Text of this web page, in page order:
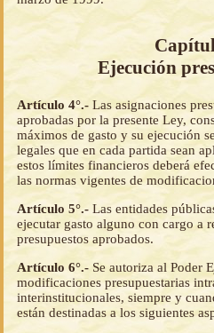
Ejecución
Artículo 4°.- Las asignaciones
aprobadas por la presente Ley,
máximos de gasto y su ejecución
legales que en cada partida sean
estos límites financieros deberá
las normas vigentes de
Artículo 5°.- Las entidades
ejecutar gasto alguno con cargo a
presupuestos aprobados.
Artículo 6°.- Se autoriza al Poder
modificaciones presupuestarias
interinstitucionales, siempre y
están destinadas a los siguientes